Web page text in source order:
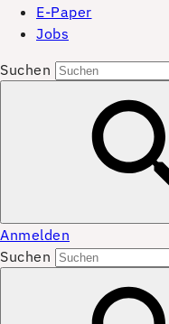
E-Paper
Jobs
Suchen
Anmelden
Suchen